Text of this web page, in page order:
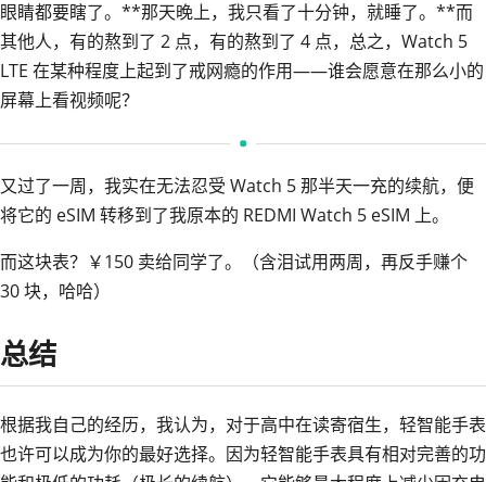
眼睛都要瞎了。**那天晚上，我只看了十分钟，就睡了。**而
其他人，有的熬到了 2 点，有的熬到了 4 点，总之，Watch 5
LTE 在某种程度上起到了戒网瘾的作用——谁会愿意在那么小的
屏幕上看视频呢？
又过了一周，我实在无法忍受 Watch 5 那半天一充的续航，便
将它的 eSIM 转移到了我原本的 REDMI Watch 5 eSIM 上。
而这块表？￥150 卖给同学了。（含泪试用两周，再反手赚个
30 块，哈哈）
总结
根据我自己的经历，我认为，对于高中在读寄宿生，轻智能手表
也许可以成为你的最好选择。因为轻智能手表具有相对完善的功